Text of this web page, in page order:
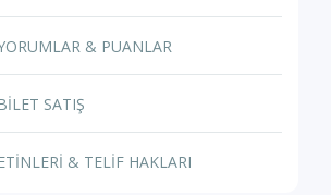
& PUANLAR
SATIŞ
& TELİF HAKLARI